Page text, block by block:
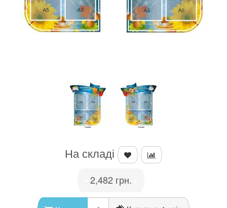
На складі
2,482 грн.